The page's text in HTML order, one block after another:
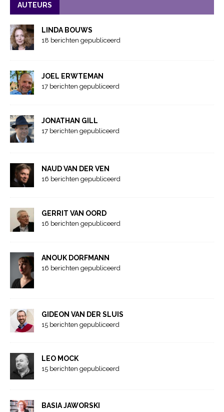
AUTEURS
LINDA BOUWS
18 berichten gepubliceerd
JOEL ERWTEMAN
17 berichten gepubliceerd
JONATHAN GILL
17 berichten gepubliceerd
NAUD VAN DER VEN
16 berichten gepubliceerd
GERRIT VAN OORD
16 berichten gepubliceerd
ANOUK DORFMANN
16 berichten gepubliceerd
GIDEON VAN DER SLUIS
15 berichten gepubliceerd
LEO MOCK
15 berichten gepubliceerd
BASIA JAWORSKI